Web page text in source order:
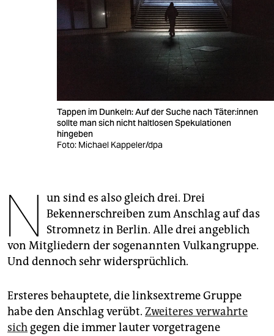
unterstützenTappen im Dunkeln: Auf der Suche nach Tä­te­r:in­nen
sollte man sich nicht haltlosen Spekulationen
hingeben
Foto: Michael Kappeler/dpa
N un sind es also gleich drei. Drei
Bekennerschreiben zum Anschlag auf das
Stromnetz in Berlin. Alle drei angeblich
von Mitgliedern der sogenannten Vulkangruppe.
Und dennoch sehr widersprüchlich.
Ersteres behauptete, die linksextreme Gruppe
habe den Anschlag verübt. Zweiteres verwahrte
sich gegen die immer lauter vorgetragene